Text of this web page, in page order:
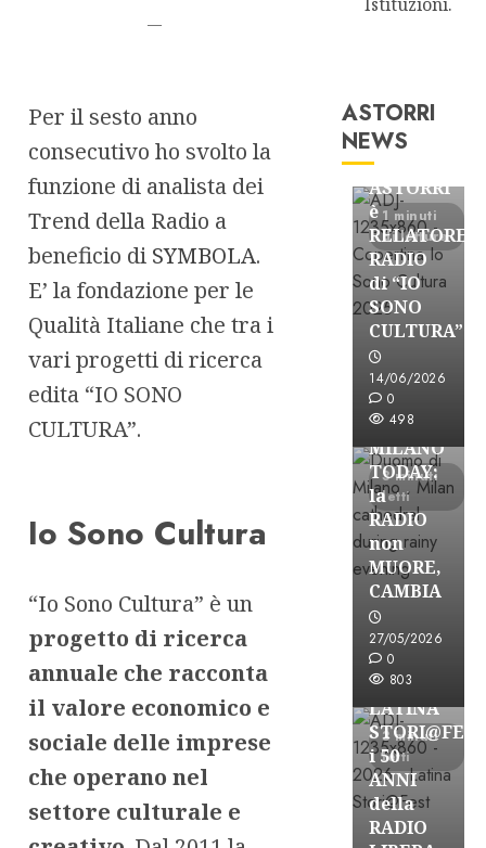
—
Per il sesto anno
consecutivo ho svolto la
funzione di analista dei
Trend della Radio a
beneficio di SYMBOLA.
E’ la fondazione per le
Qualità Italiane che tra i
vari progetti di ricerca
edita “IO SONO
CULTURA”.
Io Sono Cultura
“Io Sono Cultura” è un
progetto di ricerca
annuale che racconta
il valore economico e
sociale delle imprese
che operano nel
settore culturale e
ASTORRI
NEWS
1 minuti
di lettura
Astorri News
ASTORRI
è
RELATORE
RADIO
di “IO
SONO
CULTURA”
14/06/2026
0
498
3 minuti
letti
FREE
ASTORRI
a
MILANO
TODAY:
la
RADIO
non
MUORE,
CAMBIA
27/05/2026
0
803
3 minuti
letti
Astorri News
FREE
A
LATINA
i 50
ANNI
della
RADIO